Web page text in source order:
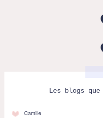
Les blogs
Camille